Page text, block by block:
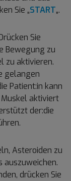
Sie „START„.
Sie
Bewegung zu
zu aktivieren.
gelangen
Patient:in kann
aktiviert
der:die
Asteroiden zu
auszuweichen.
drücken Sie